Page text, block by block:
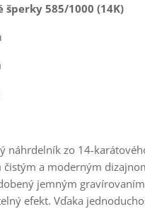
šperky 585/1000 (14K)
náhrdelník zo 14-
čistým a moderným
jemným
efekt. Vďaka